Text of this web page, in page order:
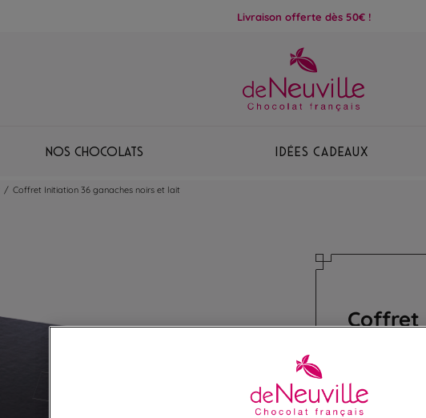
Livraison offerte dès 50€ !
Nos chocolats Idées Cadeaux
/ Coffret Initiation 36 ganaches noirs et lait
Coffret
42,90 €
Poids 360g